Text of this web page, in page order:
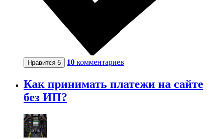
Нравится 5 10 комментариев
Как принимать платежи на сайте
без ИП?